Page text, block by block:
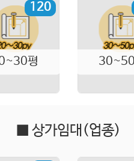
120
평
■ 상가임대(업종)